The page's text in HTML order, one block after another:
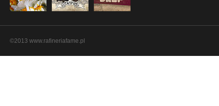
©2013 www.rafineriafame.pl